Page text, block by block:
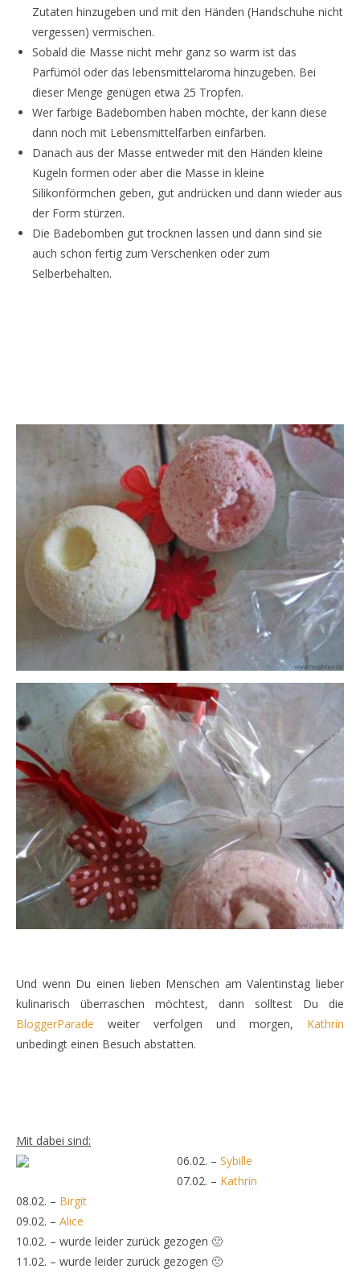
Zutaten hinzugeben und mit den Händen (Handschuhe nicht
vergessen) vermischen.
Sobald die Masse nicht mehr ganz so warm ist das
Parfümöl oder das lebensmittelaroma hinzugeben. Bei
dieser Menge genügen etwa 25 Tropfen.
Wer farbige Badebomben haben möchte, der kann diese
dann noch mit Lebensmittelfarben einfärben.
Danach aus der Masse entweder mit den Händen kleine
Kugeln formen oder aber die Masse in kleine
Silikonförmchen geben, gut andrücken und dann wieder aus
der Form stürzen.
Die Badebomben gut trocknen lassen und dann sind sie
auch schon fertig zum Verschenken oder zum
Selberbehalten.
Und wenn Du einen lieben Menschen am Valentinstag lieber
kulinarisch überraschen möchtest, dann solltest Du die
BloggerParade weiter verfolgen und morgen, Kathrin
unbedingt einen Besuch abstatten.
Mit dabei sind:
06.02. – Sybille
07.02. – Kathrin
08.02. – Birgit
09.02. – Alice
10.02. – wurde leider zurück gezogen 🙁
11.02. – wurde leider zurück gezogen 🙁